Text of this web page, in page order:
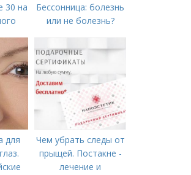
30 на
Бессонница: болезнь
или не болезнь?
для
Чем убрать следы от
прыщей. Постакне -
лечение и